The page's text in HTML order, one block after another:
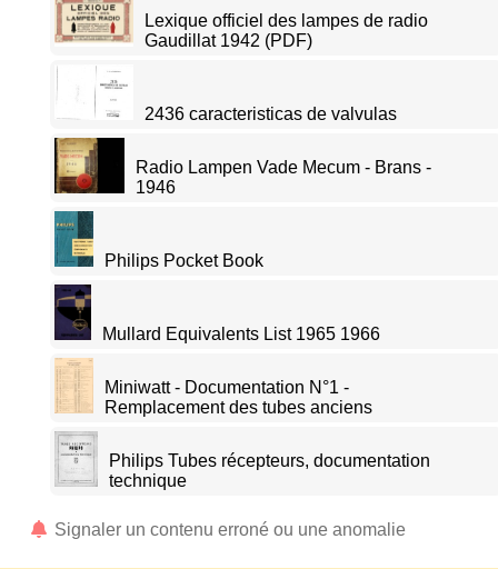
Lexique officiel des lampes de radio
Gaudillat 1942 (PDF)
2436 caracteristicas de valvulas
Radio Lampen Vade Mecum - Brans -
1946
Philips Pocket Book
Mullard Equivalents List 1965 1966
Miniwatt - Documentation N°1 -
Remplacement des tubes anciens
Philips Tubes récepteurs, documentation
technique
Signaler un contenu erroné ou une anomalie